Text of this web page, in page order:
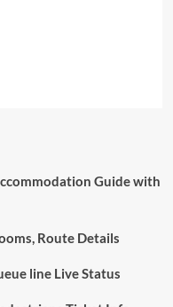
Guide with
Route Details
line Live Status